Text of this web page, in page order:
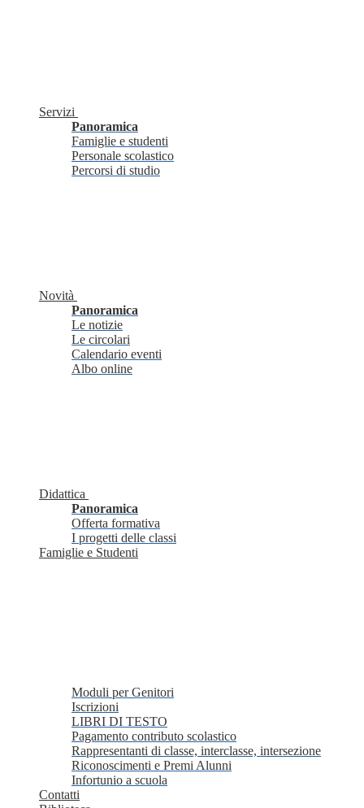
Servizi
Panoramica
Famiglie e studenti
Personale scolastico
Percorsi di studio
Novità
Panoramica
Le notizie
Le circolari
Calendario eventi
Albo online
Didattica
Panoramica
Offerta formativa
I progetti delle classi
Famiglie e Studenti
Moduli per Genitori
Iscrizioni
LIBRI DI TESTO
Pagamento contributo scolastico
Rappresentanti di classe, interclasse, intersezione
Riconoscimenti e Premi Alunni
Infortunio a scuola
Contatti